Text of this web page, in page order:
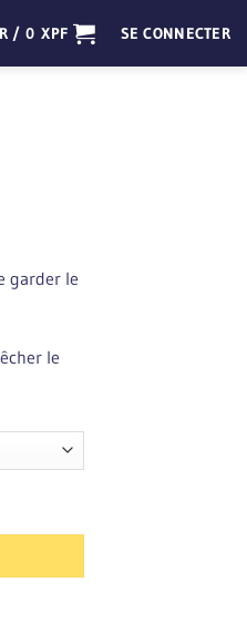
/ 0XPF SE CONNECTER
garder le
le